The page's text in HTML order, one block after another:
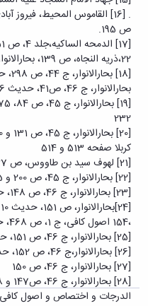
ص 195.
22،ذریه النجاه، ص 139، بحارالانوار،جلد 45،ص 46،
بحارالانوار، ج 46، ص41، حدیث 36
232
کربلا صفحه 513 و 514
[21] لهوف سید بن طاووس، ص 237.
[22] بحارالانوار، ج 45،‌ ص 200 و 135
[23] بحارالانوار، ‌ج 46، ص 148، حدیث 4
،154 اصول کافی،‌ ج 1، ص 468، حدیث 6
[25] بحارالانوار، ‌ج 46، ص 151، حدیث 10
[26] بحارالانوار،‌ج 46، ص 152، حدیث 12 و ص 153 و 154
[27] بحارالانوار، ‌ج 46، ص 150
الدرجات و اختصاص و اصول کافی ج 1، ص 467،